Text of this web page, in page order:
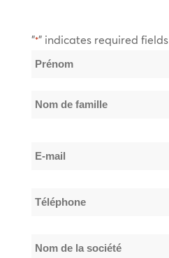
"*" indicates required fields
Nom
de
E-
Téléphone
Nom